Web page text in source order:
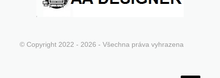
© Copyright 2022 - 2026 - Všechna práva vyhrazena